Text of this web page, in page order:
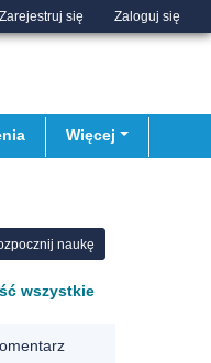
Zarejestruj się Zaloguj się
Więcej
naukę
wszystkie